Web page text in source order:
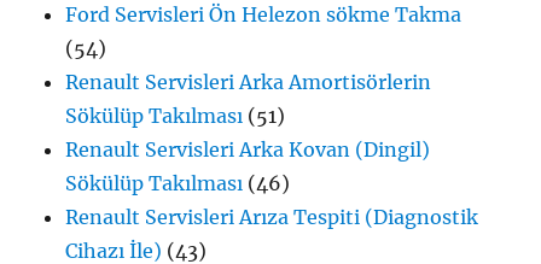
Ford Servisleri Ön Helezon sökme Takma
(54)
Renault Servisleri Arka Amortisörlerin
Sökülüp Takılması (51)
Renault Servisleri Arka Kovan (Dingil)
Sökülüp Takılması (46)
Renault Servisleri Arıza Tespiti (Diagnostik
Cihazı İle) (43)